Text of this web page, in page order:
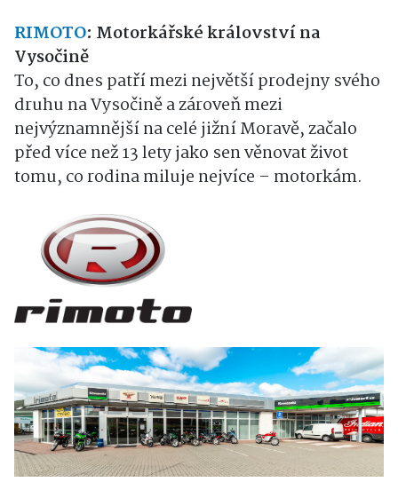
RIMOTO: Motorkářské království na
Vysočině
To, co dnes patří mezi největší prodejny svého
druhu na Vysočině a zároveň mezi
nejvýznamnější na celé jižní Moravě, začalo
před více než 13 lety jako sen věnovat život
tomu, co rodina miluje nejvíce – motorkám.